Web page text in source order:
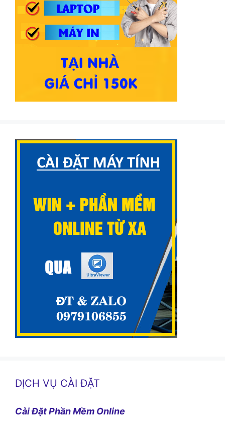
DỊCH VỤ CÀI ĐẶT
Cài Đặt Phần Mềm Online